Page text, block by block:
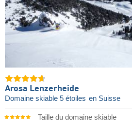
Arosa Lenzerheide
Domaine skiable 5 étoiles en Suisse
Taille du domaine skiable